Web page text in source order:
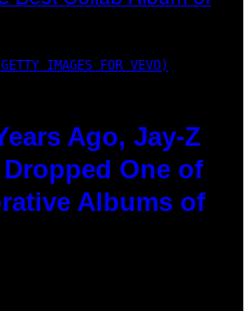
IMAGES FOR VEVO)
Ago, Jay-Z
One of
Albums of